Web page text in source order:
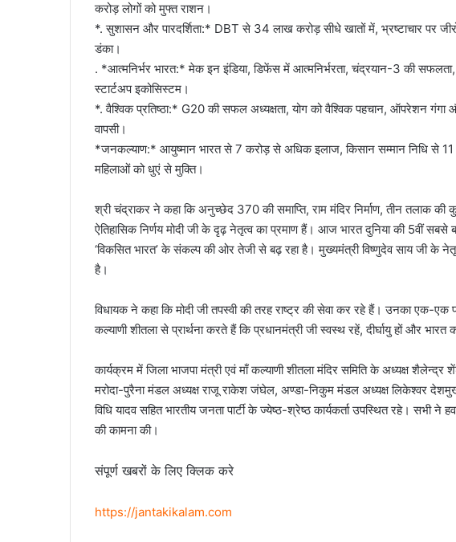
करोड़ लोगों को मुफ्त राशन।
*. सुशासन और पारदर्शिता:* DBT से 34 लाख करोड़ सीधे खातों में, भ्रष्टाचार पर
डंका।
. *आत्मनिर्भर भारत:* मेक इन इंडिया, डिफेंस में आत्मनिर्भरता, चंद्रयान-3 की सफलता,
स्टार्टअप इकोसिस्टम।
*. वैश्विक प्रतिष्ठा:* G20 की सफल अध्यक्षता, योग को वैश्विक पहचान, ऑपरेशन गंगा
वापसी।
*जनकल्याण:* आयुष्मान भारत से 7 करोड़ से अधिक इलाज, किसान सम्मान निधि से 11
महिलाओं को धुएं से मुक्ति।
श्री चंद्राकर ने कहा कि अनुच्छेद 370 की समाप्ति, राम मंदिर निर्माण, तीन तलाक
ऐतिहासिक निर्णय मोदी जी के दृढ़ नेतृत्व का प्रमाण हैं। आज भारत दुनिया की 5वीं
‘विकसित भारत’ के संकल्प की ओर तेजी से बढ़ रहा है। मुख्यमंत्री विष्णुदेव साय जी के
है।
विधायक ने कहा कि मोदी जी तपस्वी की तरह राष्ट्र की सेवा कर रहे हैं। उनका एक-एक
कल्याणी शीतला से प्रार्थना करते हैं कि प्रधानमंत्री जी स्वस्थ रहें, दीर्घायु हों और
कार्यक्रम में जिला भाजपा मंत्री एवं माँ कल्याणी शीतला मंदिर समिति के अध्यक्ष
मरोदा-पुरैना मंडल अध्यक्ष राजू राकेश जंघेल, अण्डा-निकुम मंडल अध्यक्ष लिकेश्वर देशमुख,
विधि यादव सहित भारतीय जनता पार्टी के ज्येष्ठ-श्रेष्ठ कार्यकर्ता उपस्थित रहे। सभी
की कामना की।
संपूर्ण खबरों के लिए क्लिक करे
https://jantakikalam.com